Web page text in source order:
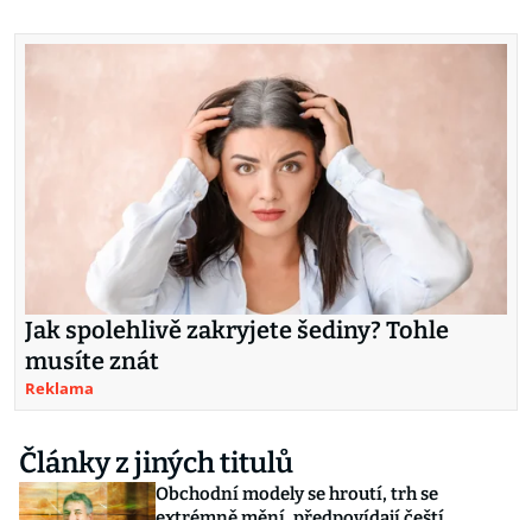
Jak spolehlivě zakryjete šediny? Tohle
musíte znát
Reklama
Články z jiných titulů
Obchodní modely se hroutí, trh se